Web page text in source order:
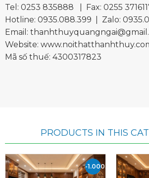
Tel: 0253 835888 | Fax: 0255
Hotline: 0935.088.399 | Zalo:
Email:
Website:
Mã số thuế: 4300317823
PRODUCTS IN THIS
-1.000.000